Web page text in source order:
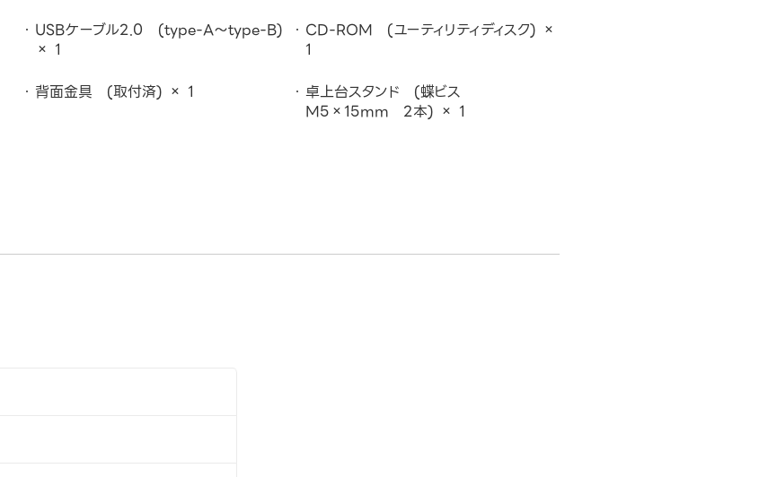
USBケーブル2.0 (type-A～type-B)
× 1
CD-ROM (ユーティリティディスク) ×
1
背面金具 (取付済) × 1
卓上台スタンド (蝶ビス
M5×15mm 2本) × 1